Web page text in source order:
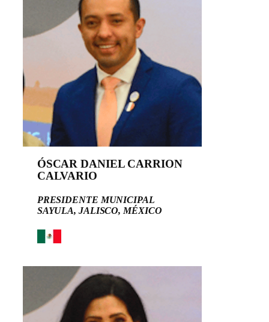
ÓSCAR DANIEL CARRION
CALVARIO
PRESIDENTE MUNICIPAL
SAYULA, JALISCO, MÉXICO